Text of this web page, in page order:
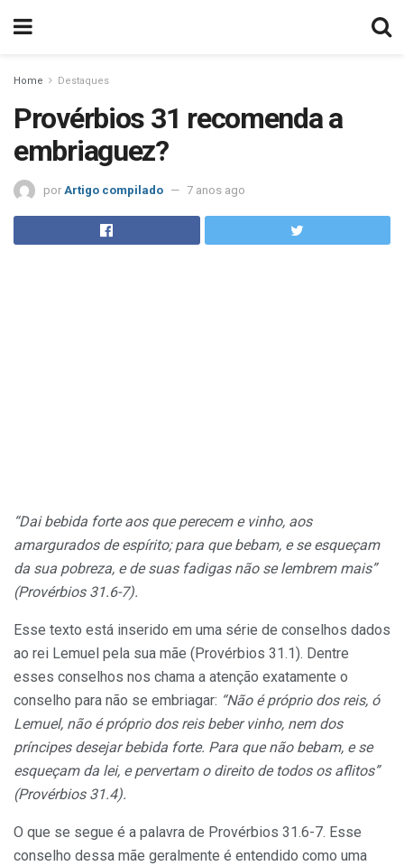
Home Destaques
Provérbios 31 recomenda a
embriaguez?
por Artigo compilado 7 anos ago
“Dai bebida forte aos que perecem e vinho, aos
amargurados de espírito; para que bebam, e se esqueçam
da sua pobreza, e de suas fadigas não se lembrem mais”
(Provérbios 31.6-7).
Esse texto está inserido em uma série de conselhos dados
ao rei Lemuel pela sua mãe (Provérbios 31.1). Dentre
esses conselhos nos chama a atenção exatamente o
conselho para não se embriagar: “Não é próprio dos reis, ó
Lemuel, não é próprio dos reis beber vinho, nem dos
príncipes desejar bebida forte. Para que não bebam, e se
esqueçam da lei, e pervertam o direito de todos os aflitos”
(Provérbios 31.4).
O que se segue é a palavra de Provérbios 31.6-7. Esse
conselho dessa mãe geralmente é entendido como uma